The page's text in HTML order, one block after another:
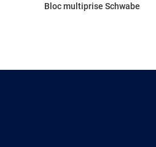
Bloc multiprise Schwabe